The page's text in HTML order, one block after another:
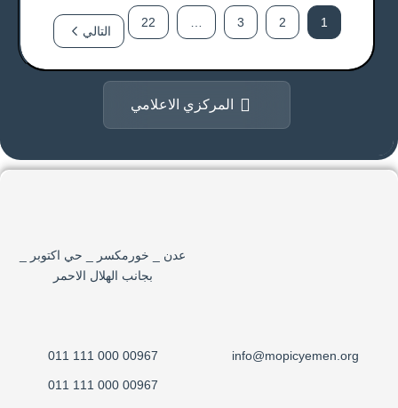
1
2
3
22
التالي
المركزي الاعلامي
عدن _ خورمكسر _ حي اكتوبر _
بجانب الهلال الاحمر
info@mopicyemen.org
00967 000 111 011
00967 000 111 011